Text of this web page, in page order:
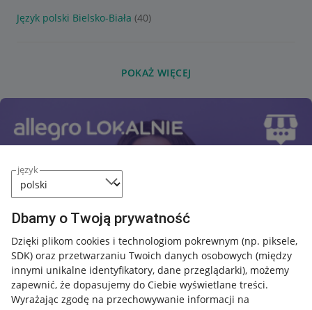
język
Dbamy o Twoją prywatność
Dzięki plikom cookies i technologiom pokrewnym (np. piksele,
SDK) oraz przetwarzaniu Twoich danych osobowych (między
innymi unikalne identyfikatory, dane przeglądarki), możemy
zapewnić, że dopasujemy do Ciebie wyświetlane treści.
Wyrażając zgodę na przechowywanie informacji na
Język polski Bielsko-Biała (40)
POKAŻ WIĘCEJ